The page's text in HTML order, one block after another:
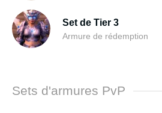
Set de Tier 3
Armure de rédemption
Sets d'armures PvP